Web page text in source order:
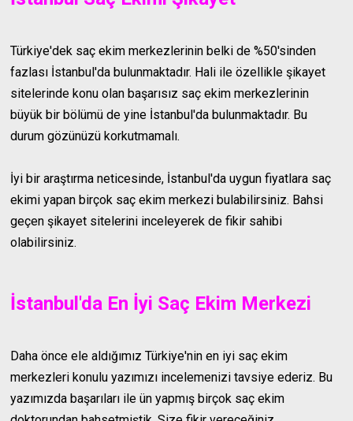
Türkiye'dek saç ekim merkezlerinin belki de %50'sinden
fazlası İstanbul'da bulunmaktadır. Hali ile özellikle şikayet
sitelerinde konu olan başarısız saç ekim merkezlerinin
büyük bir bölümü de yine İstanbul'da bulunmaktadır. Bu
durum gözünüzü korkutmamalı.
İyi bir araştırma neticesinde, İstanbul'da uygun fiyatlara saç
ekimi yapan birçok saç ekim merkezi bulabilirsiniz. Bahsi
geçen şikayet sitelerini inceleyerek de fikir sahibi
olabilirsiniz.
İstanbul'da En İyi Saç Ekim Merkezi
Daha önce ele aldığımız Türkiye'nin en iyi saç ekim
merkezleri konulu yazımızı incelemenizi tavsiye ederiz. Bu
yazımızda başarıları ile ün yapmış birçok saç ekim